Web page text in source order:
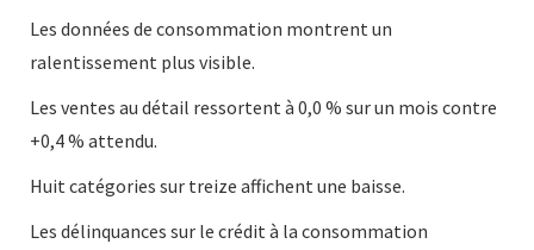
Les données de consommation montrent un
ralentissement plus visible.
Les ventes au détail ressortent à 0,0 % sur un mois contre
+0,4 % attendu.
Huit catégories sur treize affichent une baisse.
Les délinquances sur le crédit à la consommation